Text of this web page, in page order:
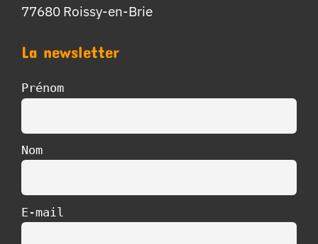
77680 Roissy-en-Brie
La newsletter
Prénom
Nom
E-mail